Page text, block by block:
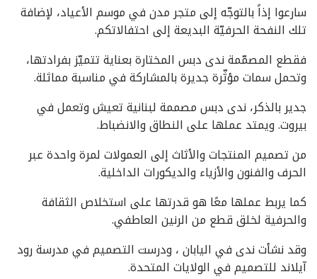
سارعوا إذاً بالتوجّه إلى متجر مدن في موسم الأعياد، لإضافة
تلك النفحة الحرفيّة البديعة إلى احتفالاتكم.
فقطع المصمّمة ندى دبس المختارة بعناية تتميّز بفرادتها،
وتحمل سمات مؤثّرة جديرة بالمشاركة في مناسبة مماثلة.
جدير بالذكر، ندى دبس مصممة لبنانية تعيش وتعمل في
بيروت. ويمتد عملها على النطاق والانضباط.
من تصميم المنتجات والأثاث إلى العمولات لمرة واحدة عبر
الحرف والفنون والأزياء والديكورات الداخلية.
كما يربط عملها معًا هو قدرتها على استخلاص الثقافة
والحرفية لخلق قطع من الرنين العاطفي.
وقد نشأت ندى في اليابان ، ودرست التصميم في مدرسة رود
آيلاند للتصميم في الولايات المتحدة.